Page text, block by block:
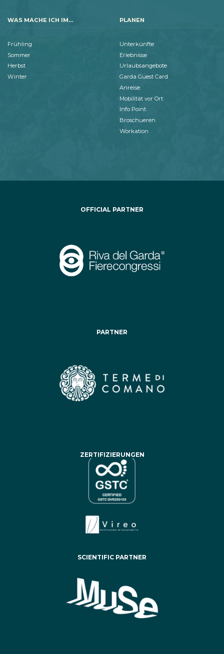
WAS MACHE ICH IM...
Frühling
Sommer
Herbst
Winter
PLANEN
Unterkünfte
Erlebnisse
Urlaubsangebote
Garda Guest Card
Anreise
Mobilität vor Ort
Info Point
Broschueren
Workation
OFFICIAL PARTNER
PARTNER
ZERTIFIZIERUNGEN
SCIENTIFIC PARTNER